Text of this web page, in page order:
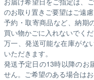
のお取り置きご要望はご遠慮
予約・取寄商品など、納期
買い物かごに入れないでくだ
万一、発送可能な在庫がな
いただきます。
発送予定日の13時以降のお
せん。ご希望のある場合は